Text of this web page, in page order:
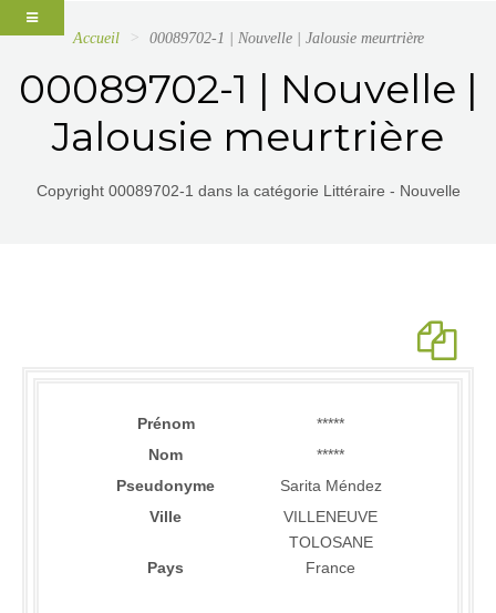
Accueil 00089702-1 | Nouvelle | Jalousie meurtrière
00089702-1 | Nouvelle |
Jalousie meurtrière
Copyright 00089702-1 dans la catégorie Littéraire - Nouvelle
Prénom
*****
Nom
*****
Pseudonyme
Sarita Méndez
Ville
VILLENEUVE
TOLOSANE
Pays
France